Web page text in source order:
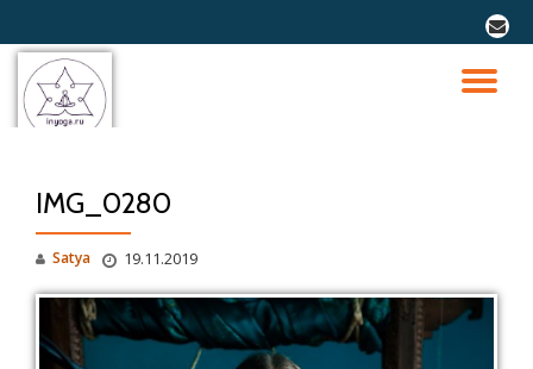
Перейти
содержимому
fa-
IMG_0280
Satya 19.11.2019